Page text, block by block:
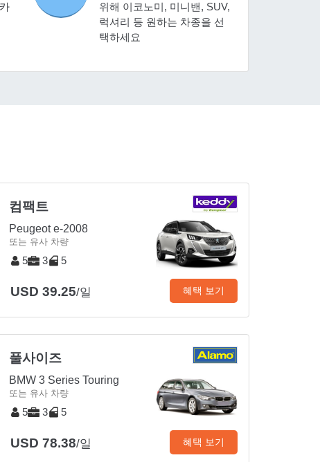
위해 이코노미, 미니밴, SUV,
럭셔리 등 원하는 차종을 선
택하세요
컴팩트
Peugeot e-2008
또는 유사 차량
5 3 5
USD 39.25/일 혜택 보기
풀사이즈
BMW 3 Series Touring
또는 유사 차량
5 3 5
USD 78.38/일 혜택 보기